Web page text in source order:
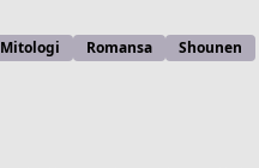
Mitologi Romansa Shounen